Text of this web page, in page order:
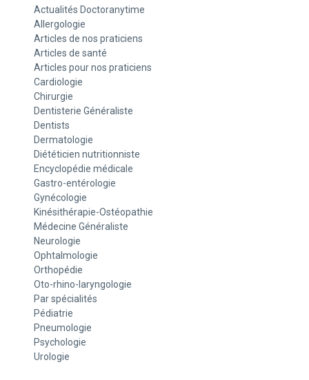
Actualités Doctoranytime
Allergologie
Articles de nos praticiens
Articles de santé
Articles pour nos praticiens
Cardiologie
Chirurgie
Dentisterie Généraliste
Dentists
Dermatologie
Diététicien nutritionniste
Encyclopédie médicale
Gastro-entérologie
Gynécologie
Kinésithérapie-Ostéopathie
Médecine Généraliste
Neurologie
Ophtalmologie
Orthopédie
Oto-rhino-laryngologie
Par spécialités
Pédiatrie
Pneumologie
Psychologie
Urologie